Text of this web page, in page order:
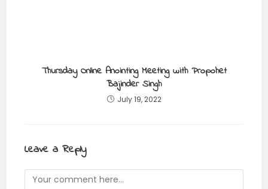
Thursday Online Anointing Meeting with Propohet
Bajinder Singh
July 19, 2022
Leave a Reply
Comment